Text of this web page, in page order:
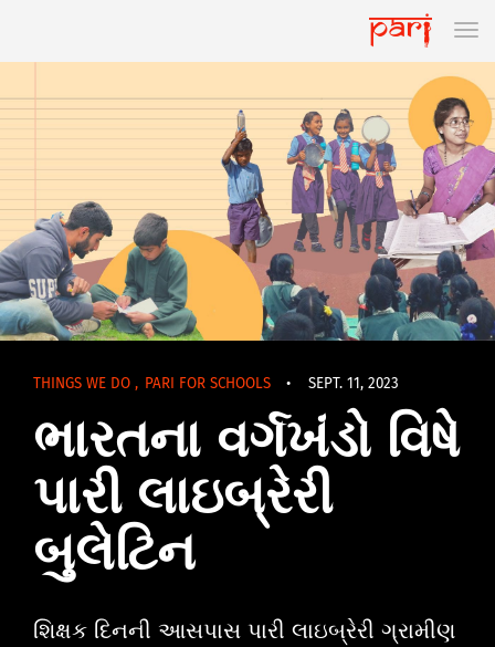
THINGS WE DO , PARI FOR SCHOOLS • SEPT. 11, 2023
ભારતના વર્ગખંડો વિષે
પારી લાઇબ્રેરી
બુલેટિન
શિક્ષક દિનની આસપાસ પારી લાઇબ્રેરી ગ્રામીણ